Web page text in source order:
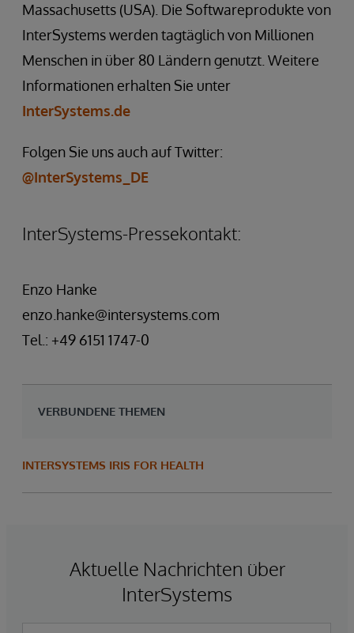
Massachusetts (USA). Die Softwareprodukte von
InterSystems werden tagtäglich von Millionen
Menschen in über 80 Ländern genutzt. Weitere
Informationen erhalten Sie unter
InterSystems.de
Folgen Sie uns auch auf Twitter:
@InterSystems_DE
InterSystems-Pressekontakt:
Enzo Hanke
enzo.hanke@intersystems.com
Tel.: +49 6151 1747-0
VERBUNDENE THEMEN
INTERSYSTEMS IRIS FOR HEALTH
Aktuelle Nachrichten über
InterSystems